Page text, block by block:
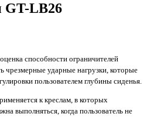
GT-LB26
способности ограничителей
чрезмерные ударные нагрузки, которые
пользователем глубины сиденья.
к креслам, в которых
выполняться, когда пользователь не